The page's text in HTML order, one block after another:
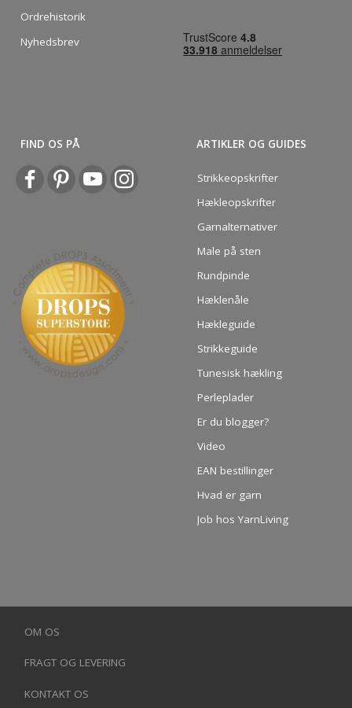
Ordrehistorik
Nyhedsbrev
FIND OS PÅ ARTIKLER OG GUIDES
Strikkeopskrifter
Hækleopskrifter
Garnalternativer
Male på sten
Rundpinde
Hæklenåle
Hækleguide
Strikkeguide
Tunesisk hækling
Perleplader
Er du blogger?
Video
EAN bestillinger
Hvad er garn
Job hos YarnLiving
OM OS
FRAGT OG LEVERING
KONTAKT OS